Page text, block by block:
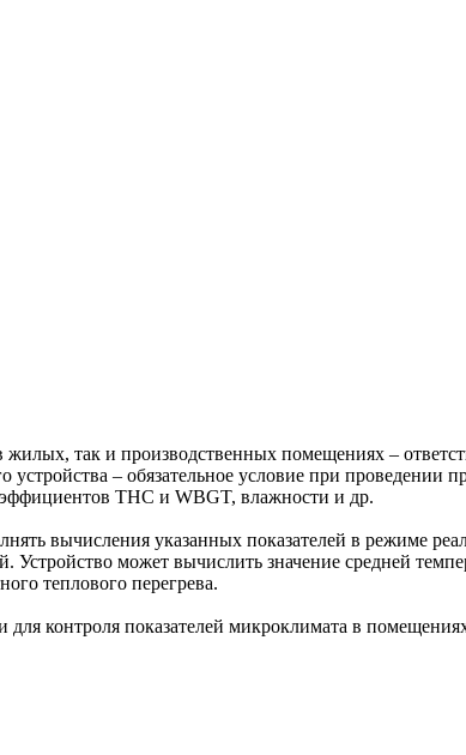
так и производственных помещениях –
устройства – обязательное условие при
ТНС и WBGT, влажности и др.
вычисления указанных показателей в режиме
может вычислить значение средней
теплового перегрева.
контроля показателей микроклимата в